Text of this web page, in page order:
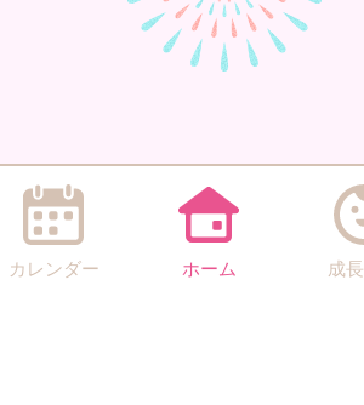
カレンダー ホーム 成